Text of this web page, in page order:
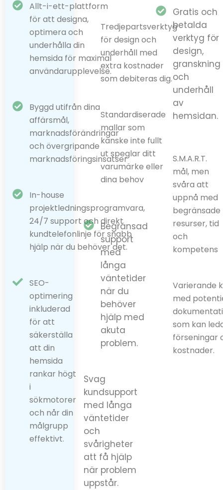
Allt-i-ett-plattform
för att designa,
optimera och
underhålla din
hemsida för maximal
användarupplevelse.
Byggd utifrån dina
affärsmål,
marknadsförändringar
och övergripande
marknadsföringsinsatser
In-house
projektledningsprogramvara,
24/7 support och direkt
kundtelefonlinje för snabb
hjälp när du behöver det.
SEO-
optimering
inkluderad
för att
säkerställa
att din
hemsida
rankar högt
i
sökmotorer
och når din
målgrupp
effektivt.
Tredjepartsverktyg
för design och
underhåll med
extra kostnader
som debiteras dig.
Standardiserade
mallar som
kanske inte fullt
ut speglar ditt
varumärke eller
dina behov
Begränsad
support
med
långa
väntetider
när du
behöver
hjälp med
akuta
problem.
Svag
kundsupport
med långa
väntetider
och
svårigheter
att få hjälp
när problem
uppstår.
Gratis och
betalda
verktyg för
design,
granskning
och
underhåll
av
hemsidan.
S.M.A.R.T.
mål, men
svåra att
uppnå med
begränsade
resurser, tid
och
kompetens
Varierande
med
som kan
förseningar
kostnader.